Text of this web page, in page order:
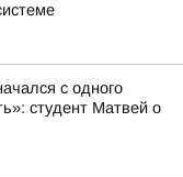
с одного
студент Матвей о